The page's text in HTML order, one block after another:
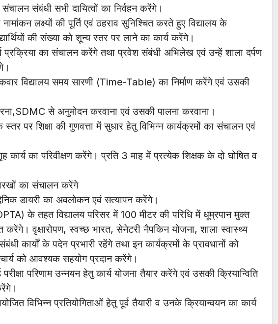
संबंधी सभी दायित्वों का निर्वहन करेंगे।
नामांकन लक्ष्यों की पूर्ति एवं ठहराव सुनिश्चित करते हुए विद्यालय के
की संख्या को शून्य स्तर पर लाने का कार्य करेंगे।
प्रक्रिया का संचालन करेंगे तथा प्रवेश संबंधी अभिलेख एवं उन्हें शाला दर्पण
विद्यालय समय सारणी (Time-Table) का निर्माण करेंगे एवं उसकी
से अनुमोदन करवाना एवं उसकी पालना करवाना।
पर शिक्षा की गुणवत्ता में सुधार हेतु विभिन्न कार्यक्रमों का संचालन एवं
कार्य का परिवीक्षण करेंगे। प्रति 3 माह में प्रत्येक शिक्षक के दो घोषित व
परखों का संचालन करेंगे
दैनिक डायरी का अवलोकन एवं सत्यापन करेंगे।
के तहत विद्यालय परिसर में 100 मीटर की परिधि में धूम्रपान मुक्त
करेंगे। वृक्षारोपण, स्वच्छ भारत, सेनेटरी नैपकिन योजना, शाला स्वास्थ्य
कार्यों के पदेन प्रभारी रहेंगे तथा इन कार्यक्रमों के प्रावधानों को
को आवश्यक सहयोग प्रदान करेंगे।
परिणाम उन्नयन हेतु कार्य योजना तैयार करेंगे एवं उसकी क्रियान्विति
विभिन्न प्रतियोगिताओं हेतु पूर्व तैयारी व उनके क्रियान्वयन का कार्य